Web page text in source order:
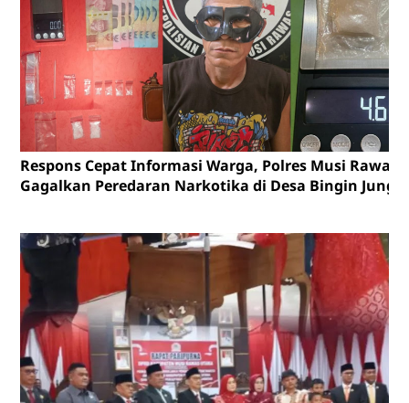
Respons Cepat Informasi Warga, Polres Musi Rawas
Gagalkan Peredaran Narkotika di Desa Bingin